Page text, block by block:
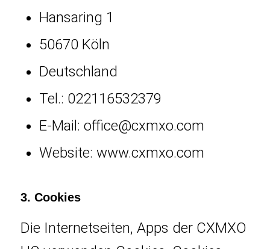
Hansaring 1
50670 Köln
Deutschland
Tel.: 022116532379
E-Mail: office@cxmxo.com
Website: www.cxmxo.com
3. Cookies
Die Internetseiten, Apps der CXMXO